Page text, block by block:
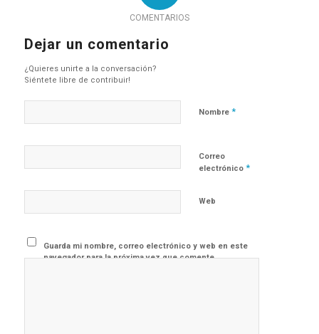
COMENTARIOS
Dejar un comentario
¿Quieres unirte a la conversación?
Siéntete libre de contribuir!
Nombre *
Correo
electrónico *
Web
Guarda mi nombre, correo electrónico y web en este
navegador para la próxima vez que comente.